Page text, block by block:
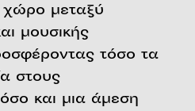
χώρο μεταξύ
μουσικής
τόσο τα
στους
και μια άμεση